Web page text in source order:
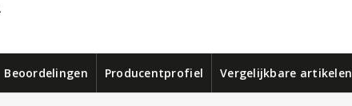
Beoordelingen Producentprofiel Vergelijkbare artikelen